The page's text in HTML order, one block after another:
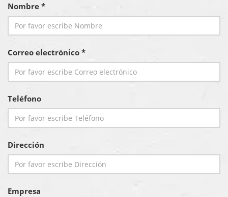
Nombre *
Correo electrónico *
Teléfono
Dirección
Empresa